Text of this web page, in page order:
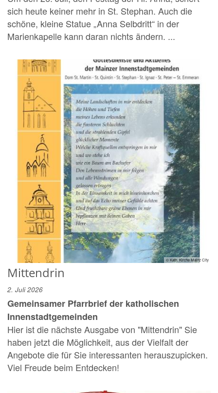
sich heute keiner mehr in St. Stephan. Auch die
schöne, kleine Statue „Anna Selbdritt“ in der
Marienkapelle kann daran nichts ändern. ...
© Kath. Kirche Mainz City
Mittendrin
2. Juli 2026
Gemeinsamer Pfarrbrief der katholischen
Innenstadtgemeinden
Hier ist die nächste Ausgabe von "Mittendrin" Sie
haben jetzt die Möglichkeit, aus der Vielfalt der
Angebote die für Sie interessanten herauszupicken.
Viel Freude beim Entdecken!